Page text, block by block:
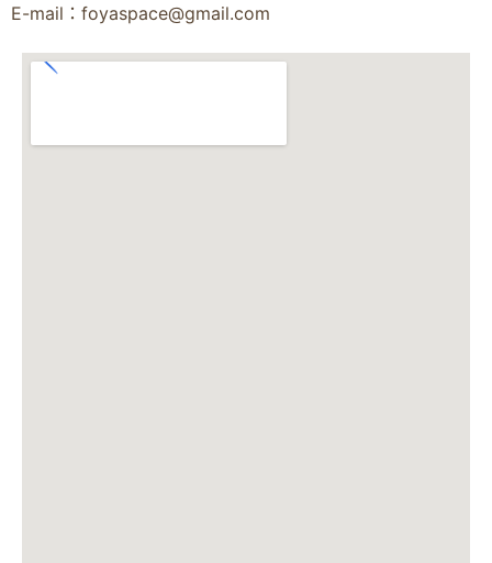
E-mail： foyaspace@gmail.com